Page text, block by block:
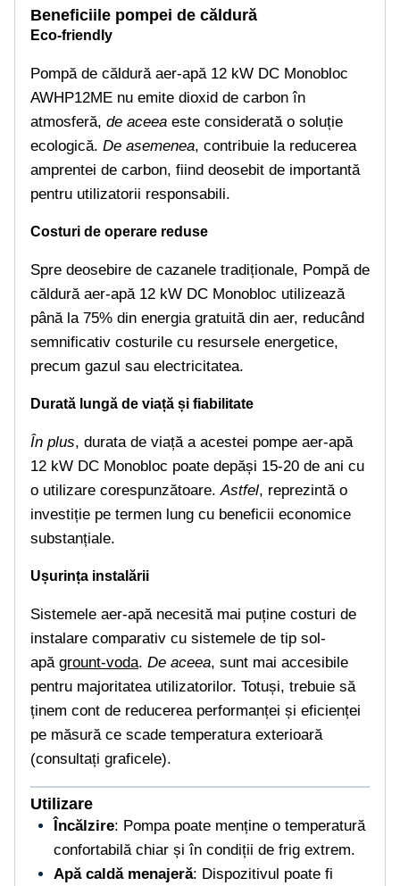
Beneficiile pompei de căldură
Eco-friendly
Pompă de căldură aer-apă 12 kW DC Monobloc
AWHP12ME nu emite dioxid de carbon în
atmosferă, de aceea este considerată o soluție
ecologică. De asemenea, contribuie la reducerea
amprentei de carbon, fiind deosebit de importantă
pentru utilizatorii responsabili.
Costuri de operare reduse
Spre deosebire de cazanele tradiționale, Pompă de
căldură aer-apă 12 kW DC Monobloc utilizează
până la 75% din energia gratuită din aer, reducând
semnificativ costurile cu resursele energetice,
precum gazul sau electricitatea.
Durată lungă de viață și fiabilitate
În plus, durata de viață a acestei pompe aer-apă
12 kW DC Monobloc poate depăși 15-20 de ani cu
o utilizare corespunzătoare.Astfel, reprezintă o
investiție pe termen lung cu beneficii economice
substanțiale.
Ușurința instalării
Sistemele aer-apă necesită mai puține costuri de
instalare comparativ cu sistemele de tip sol-
apă grount-voda. De aceea, sunt mai accesibile
pentru majoritatea utilizatorilor. Totuși, trebuie să
ținem cont de reducerea performanței și eficienței
pe măsură ce scade temperatura exterioară
(consultați graficele).
Utilizare
Încălzire: Pompa poate menține o temperatură
confortabilă chiar și în condiții de frig extrem.
Apă caldă menajeră: Dispozitivul poate fi